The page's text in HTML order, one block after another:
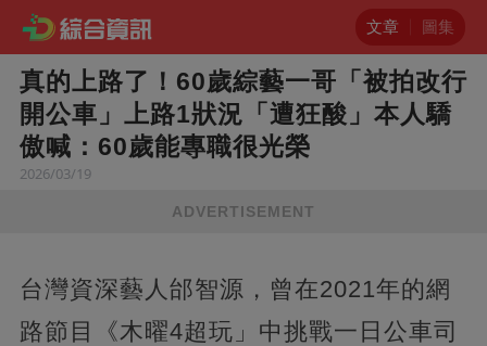
文章 圖集
真的上路了！60歲綜藝一哥「被拍改行
開公車」上路1狀況「遭狂酸」本人驕
傲喊：60歲能專職很光榮
2026/03/19
ADVERTISEMENT
台灣資深藝人邰智源，曾在2021年的網
路節目《木曜4超玩」中挑戰一日公車司